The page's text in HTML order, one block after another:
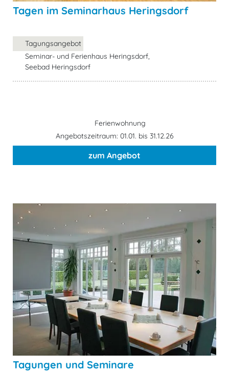
Tagen im Seminarhaus Heringsdorf
Tagungsangebot
Seminar- und Ferienhaus Heringsdorf,
Seebad Heringsdorf
Ferienwohnung
Angebotszeitraum: 01.01. bis 31.12.26
zum Angebot
Tagungen und Seminare